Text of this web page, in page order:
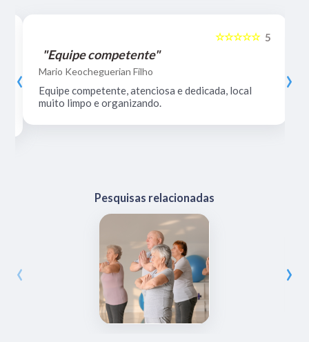
5
☆☆☆☆☆
"Equipe competente"
Mario Keocheguerian Filho
Equipe competente, atenciosa e dedicada, local
muito limpo e organizando.
‹ ›
Pesquisas relacionadas
‹ ›